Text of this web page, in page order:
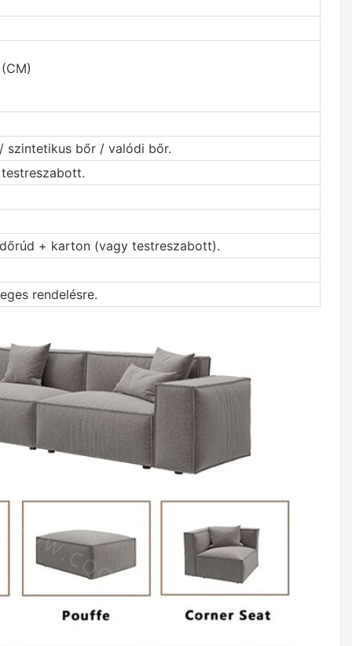
szintetikus bőr / valódi bőr.
+ karton (vagy testreszabott).
rendelésre.